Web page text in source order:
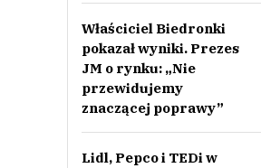
Właściciel Biedronki
pokazał wyniki. Prezes
JM o rynku: „Nie
przewidujemy
znaczącej poprawy”
Lidl, Pepco i TEDi w